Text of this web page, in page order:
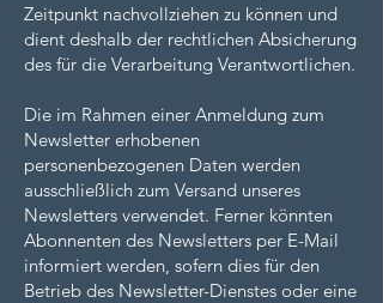
Zeitpunkt nachvollziehen zu können und
dient deshalb der rechtlichen Absicherung
des für die Verarbeitung Verantwortlichen.
Die im Rahmen einer Anmeldung zum
Newsletter erhobenen
personenbezogenen Daten werden
ausschließlich zum Versand unseres
Newsletters verwendet. Ferner könnten
Abonnenten des Newsletters per E-Mail
informiert werden, sofern dies für den
Betrieb des Newsletter-Dienstes oder eine